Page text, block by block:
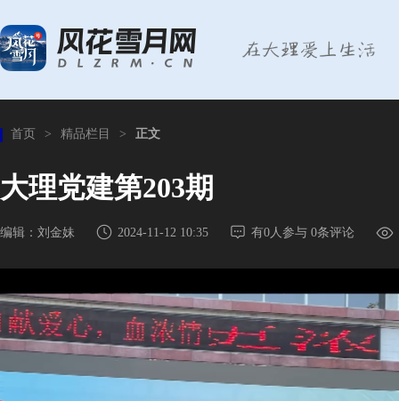
首页 > 精品栏目 > 正文
大理党建第203期
编辑：刘金妹 2024-11-12 10:35 有0人参与 0条评论